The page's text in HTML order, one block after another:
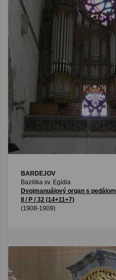
BARDEJOV
Bazilika sv. Egídia
Dvojmanuálový organ s pedálom
II / P / 32 (14+11+7)
(1908-1909)